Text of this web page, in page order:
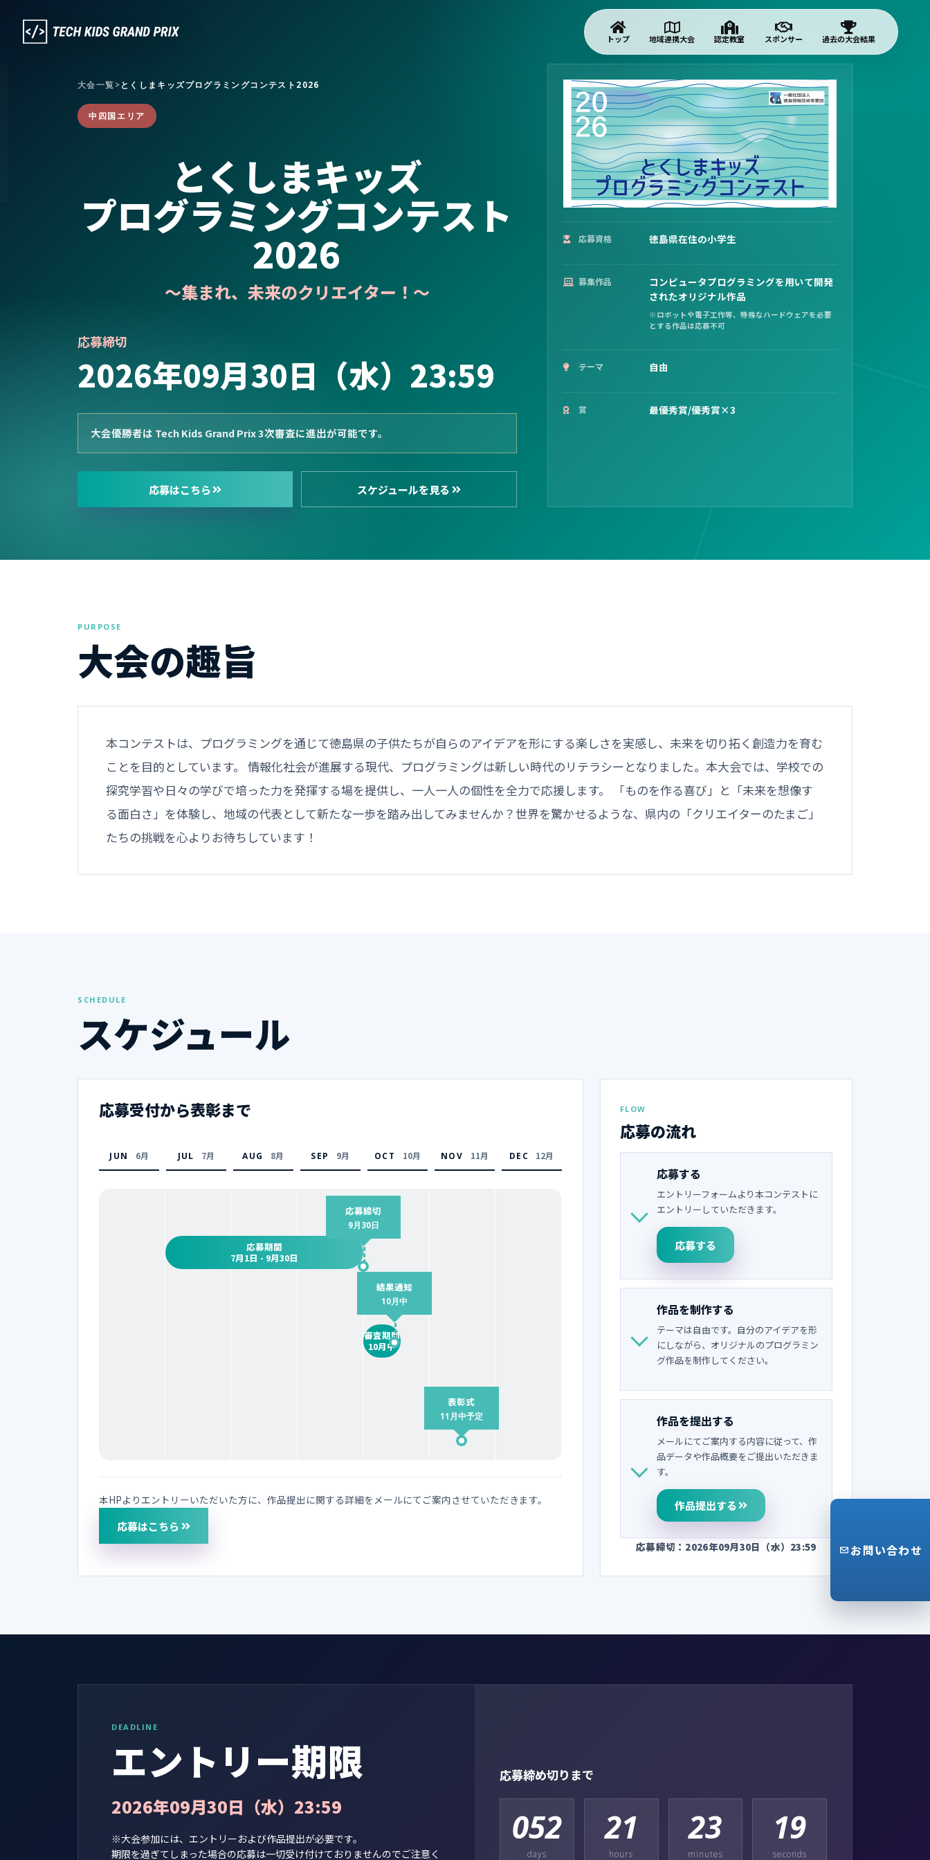
トップ 地域連携大会 認定教室 スポンサー 過去の大会結果
大会一覧 > とくしまキッズプログラミングコンテスト2026
中四国エリア
とくしまキッズ
プログラミングコンテスト
2026
〜集まれ、未来のクリエイター！〜
応募締切
2026年09月30日（水）23:59
大会優勝者は Tech Kids Grand Prix 3次審査に進出が可能です。
応募はこちら スケジュールを見る
応募資格 徳島県在住の小学生
募集作品
コンピュータプログラミングを用いて開発
されたオリジナル作品
※ロボットや電子工作等、特殊なハードウェアを必要
とする作品は応募不可
テーマ 自由
賞 最優秀賞/優秀賞×3
PURPOSE
大会の趣旨
本コンテストは、プログラミングを通じて徳島県の子供たちが自らのアイデアを形にする楽しさを実感し、未来を切り拓く創造力を育む
ことを目的としています。 情報化社会が進展する現代、プログラミングは新しい時代のリテラシーとなりました。本大会では、学校での
探究学習や日々の学びで培った力を発揮する場を提供し、一人一人の個性を全力で応援します。 「ものを作る喜び」と「未来を想像す
る面白さ」を体験し、地域の代表として新たな一歩を踏み出してみませんか？世界を驚かせるような、県内の「クリエイターのたまご」
たちの挑戦を心よりお待ちしています！
SCHEDULE
スケジュール
応募受付から表彰まで
JUN 6月 JUL 7月 AUG 8月 SEP 9月 OCT 10月 NOV 11月 DEC 12月
応募期間
7月1日 - 9月30日
応募締切
9月30日
審査期間
10月中
結果通知
10月中
表彰式
11月中予定
本HPよりエントリーいただいた方に、作品提出に関する詳細をメールにてご案内させていただきます。
応募はこちら
FLOW
応募の流れ
応募する
エントリーフォームより本コンテストに
エントリーしていただきます。
応募する
作品を制作する
テーマは自由です。自分のアイデアを形
にしながら、オリジナルのプログラミン
グ作品を制作してください。
作品を提出する
メールにてご案内する内容に従って、作
品データや作品概要をご提出いただきま
す。
作品提出する
応募締切：2026年09月30日（水）23:59
DEADLINE
エントリー期限
2026年09月30日（水）23:59
※大会参加には、エントリーおよび作品提出が必要です。
期限を過ぎてしまった場合の応募は一切受け付けておりませんのでご注意く
応募締め切りまで
052
days
21
hours
23
minutes
17
seconds
お問い合わせ